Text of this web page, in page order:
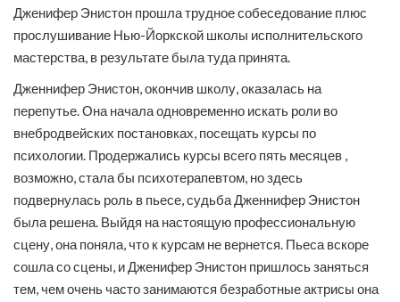
Дженифер Энистон прошла трудное собеседование плюс
прослушивание Нью-Йоркской школы исполнительского
мастерства, в результате была туда принята.
Дженнифер Энистон, окончив школу, оказалась на
перепутье. Она начала одновременно искать роли во
внебродвейских постановках, посещать курсы по
психологии. Продержались курсы всего пять месяцев ,
возможно, стала бы психотерапевтом, но здесь
подвернулась роль в пьесе, судьба Дженнифер Энистон
была решена. Выйдя на настоящую профессиональную
сцену, она поняла, что к курсам не вернется. Пьеса вскоре
сошла со сцены, и Дженифер Энистон пришлось заняться
тем, чем очень часто занимаются безработные актрисы она